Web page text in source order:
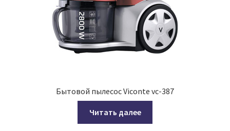
Бытовой пылесос Viconte vc-387
Читать далее